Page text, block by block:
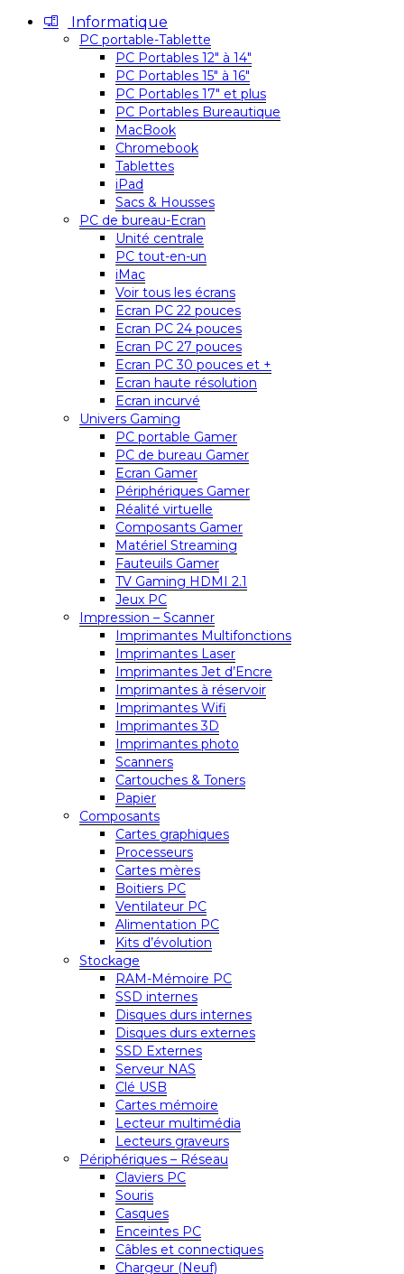
Informatique
PC portable-Tablette
PC Portables 12″ à 14″
PC Portables 15″ à 16″
PC Portables 17″ et plus
PC Portables Bureautique
MacBook
Chromebook
Tablettes
iPad
Sacs & Housses
PC de bureau-Ecran
Unité centrale
PC tout-en-un
iMac
Voir tous les écrans
Ecran PC 22 pouces
Ecran PC 24 pouces
Ecran PC 27 pouces
Ecran PC 30 pouces et +
Ecran haute résolution
Ecran incurvé
Univers Gaming
PC portable Gamer
PC de bureau Gamer
Ecran Gamer
Périphériques Gamer
Réalité virtuelle
Composants Gamer
Matériel Streaming
Fauteuils Gamer
TV Gaming HDMI 2.1
Jeux PC
Impression – Scanner
Imprimantes Multifonctions
Imprimantes Laser
Imprimantes Jet d’Encre
Imprimantes à réservoir
Imprimantes Wifi
Imprimantes 3D
Imprimantes photo
Scanners
Cartouches & Toners
Papier
Composants
Cartes graphiques
Processeurs
Cartes mères
Boitiers PC
Ventilateur PC
Alimentation PC
Kits d’évolution
Stockage
RAM-Mémoire PC
SSD internes
Disques durs internes
Disques durs externes
SSD Externes
Serveur NAS
Clé USB
Cartes mémoire
Lecteur multimédia
Lecteurs graveurs
Périphériques – Réseau
Claviers PC
Souris
Casques
Enceintes PC
Câbles et connectiques
Chargeur (Neuf)